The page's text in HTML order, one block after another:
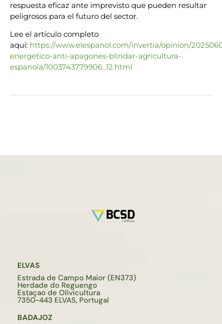
respuesta eficaz ante imprevisto que pueden resultar
peligrosos para el futuro del sector.
Lee el artículo completo
aquí: https://www.elespanol.com/invertia/opinion/
energetico-anti-apagones-blindar-agricultura-
espanola/1003743779906_12.html
ELVAS
Estrada de Campo Maior (EN373)
Herdade do Reguengo
Estaçao de Olivicultura
7350-443 ELVAS, Portugal
BADAJOZ